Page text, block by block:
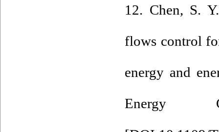
12. Chen, S.
flows control
energy and
Energy